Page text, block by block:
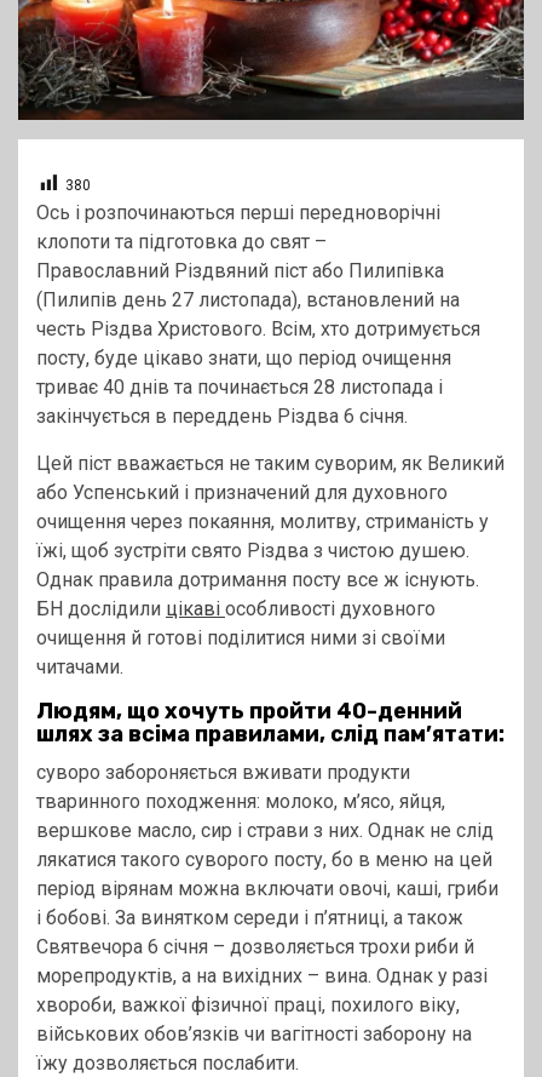
380
Ось і розпочинаються перші передноворічні
клопоти та підготовка до свят –
Православний Різдвяний піст або Пилипівка
(Пилипів день 27 листопада), встановлений на
честь Різдва Христового. Всім, хто дотримується
посту, буде цікаво знати, що період очищення
триває 40 днів та починається 28 листопада і
закінчується в переддень Різдва 6 січня.
Цей піст вважається не таким суворим, як Великий
або Успенський і призначений для духовного
очищення через покаяння, молитву, стриманість у
їжі, щоб зустріти свято Різдва з чистою душею.
Однак правила дотримання посту все ж існують.
БН дослідили цікаві особливості духовного
очищення й готові поділитися ними зі своїми
читачами.
Людям, що хочуть пройти 40-денний
шлях за всіма правилами, слід пам’ятати:
суворо забороняється вживати продукти
тваринного походження: молоко, м’ясо, яйця,
вершкове масло, сир і страви з них. Однак не слід
лякатися такого суворого посту, бо в меню на цей
період вірянам можна включати овочі, каші, гриби
і бобові. За винятком середи і п’ятниці, а також
Святвечора 6 січня – дозволяється трохи риби й
морепродуктів, а на вихідних – вина. Однак у разі
хвороби, важкої фізичної праці, похилого віку,
військових обов’язків чи вагітності заборону на
їжу дозволяється послабити.